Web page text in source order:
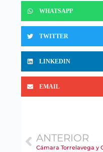
WHATSAPP
TWITTER
LINKEDIN
EMAIL
ANTERIOR